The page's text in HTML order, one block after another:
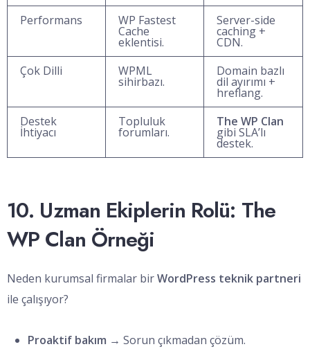
Performans WP Fastest
Cache
eklentisi.
Server-side
caching +
CDN.
Çok Dilli
WPML
sihirbazı.
Domain bazlı
dil ayırımı +
hreflang.
Destek
İhtiyacı
Topluluk
forumları.
The WP Clan
gibi SLA’lı
destek.
10. Uzman Ekiplerin Rolü: The
WP Clan Örneği
Neden kurumsal firmalar birWordPress teknik partneri
ile çalışıyor?
Proaktif bakım → Sorun çıkmadan çözüm.